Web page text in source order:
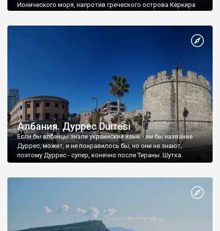
Ионического моря, напротив греческого острова Керкира
Албания. Дуррес Durrësi
Если бы албанцы знали украинский язык - им бы название
Дуррес, может, и не понравилось бы, но они не знают,
поэтому Дуррес - супер, конечно после Тираны. Шутка.